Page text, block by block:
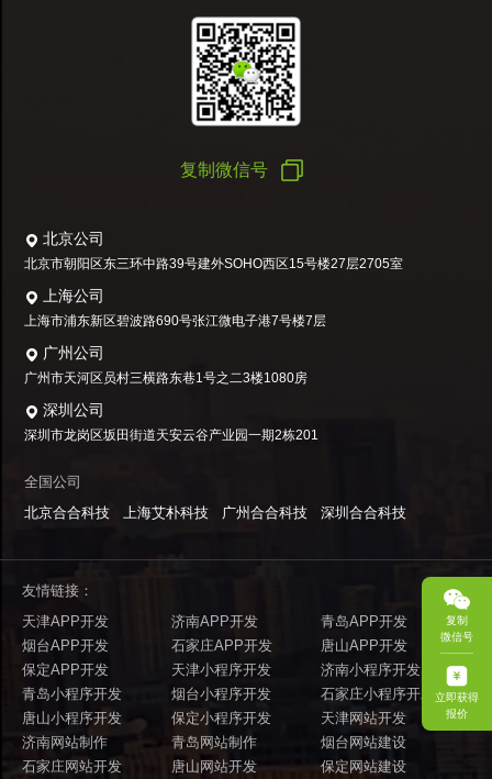
复制
微信号
立即获得
报价
复制微信号
北京公司
北京市朝阳区东三环中路39号建外SOHO西区15号楼27层2705室
上海公司
上海市浦东新区碧波路690号张江微电子港7号楼7层
广州公司
广州市天河区员村三横路东巷1号之二3楼1080房
深圳公司
深圳市龙岗区坂田街道天安云谷产业园一期2栋201
全国公司
北京合合科技
上海艾朴科技 广州合合科技 深圳合合科技
友情链接：
天津APP开发
济南APP开发
青岛APP开发
烟台APP开发
石家庄APP开发
唐山APP开发
保定APP开发
天津小程序开发
济南小程序开发
青岛小程序开发
烟台小程序开发
石家庄小程序开发
唐山小程序开发
保定小程序开发
天津网站开发
济南网站制作
青岛网站制作
烟台网站建设
石家庄网站开发
唐山网站开发 保定网站建设